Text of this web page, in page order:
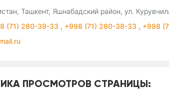
Ташкент, Яшнабадский район, ул.
(71) 280-39-33 , +998 (71) 280-38-33 , +998
ПРОСМОТРОВ СТРАНИЦЫ: